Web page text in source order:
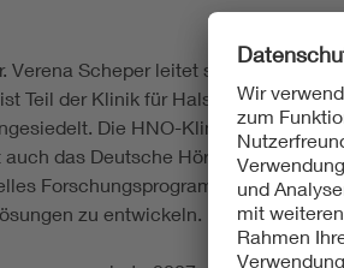
Verena Scheper leitet seit 2010 die
Teil der Klinik für Hals-Nasen-
Die HNO-Klinik der MHH
auch das Deutsche Hörzentrum
Forschungsprogramm. Die
zu entwickeln.